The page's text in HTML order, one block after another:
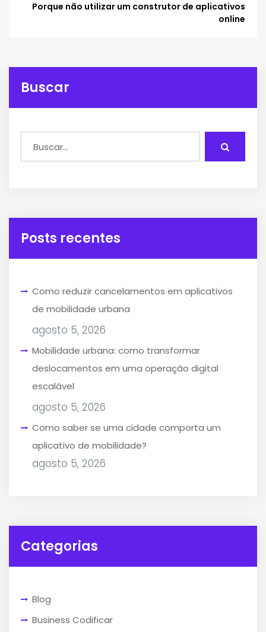
Porque não utilizar um construtor de aplicativos
online
Buscar
Posts recentes
Como reduzir cancelamentos em aplicativos
de mobilidade urbana
agosto 5, 2026
Mobilidade urbana: como transformar
deslocamentos em uma operação digital
escalável
agosto 5, 2026
Como saber se uma cidade comporta um
aplicativo de mobilidade?
agosto 5, 2026
Categorias
Blog
Business Codificar